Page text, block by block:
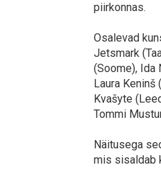
piirkonnas.
Osalevad
Jetsmark
(Soome), Ida
Laura Keninš
Kvašyte
Tommi
Näitusega
mis sisaldab